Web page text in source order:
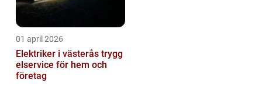
01 april 2026
Elektriker i västerås trygg
elservice för hem och
företag